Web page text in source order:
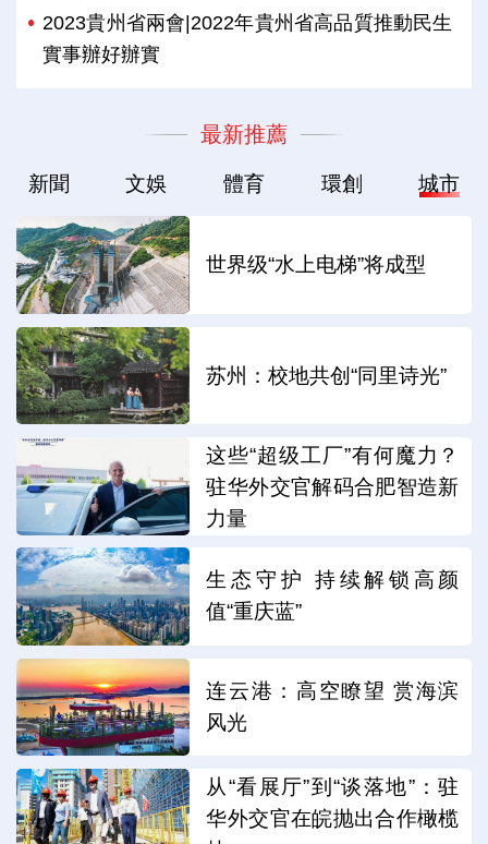
2023貴州省兩會|2022年貴州省高品質推動民生
實事辦好辦實
最新推薦
新聞 文娛 體育 環創 城市
世界级“水上电梯”将成型
苏州：校地共创“同里诗光”
这些“超级工厂”有何魔力？
驻华外交官解码合肥智造新
力量
生态守护 持续解锁高颜
值“重庆蓝”
连云港：高空瞭望 赏海滨
风光
从“看展厅”到“谈落地”：驻
华外交官在皖抛出合作橄榄